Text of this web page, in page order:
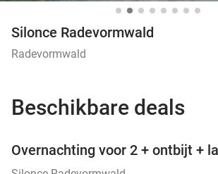
Silonce Radevormwald
Radevormwald
Beschikbare deals
Overnachting voor 2 + ontbijt +